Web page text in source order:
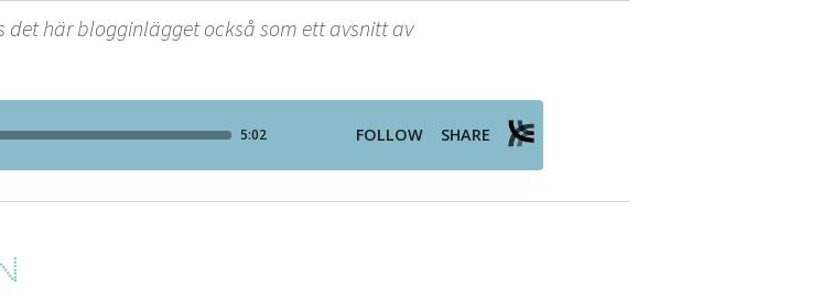
det här blogginlägget också som ett avsnitt av